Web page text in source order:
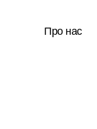
Про нас